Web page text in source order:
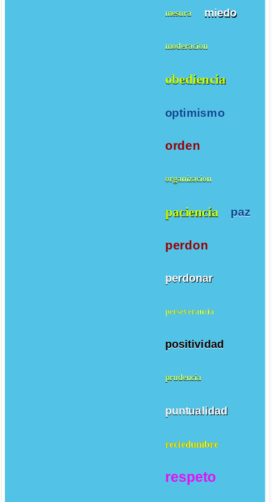
mesura miedo
moderacion
obediencia
optimismo
orden
organizacion
paciencia paz
perdon
perdonar
perseverancia
positividad
prudencia
puntualidad
reciedumbre
respeto